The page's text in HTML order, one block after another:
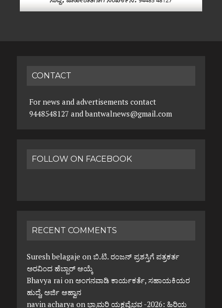
CONTACT
For news and advertisements contact
9448548127 and bantwalnews@gmail.com
FOLLOW ON FACEBOOK
RECENT COMMENTS
Suresh belagaje on ಬಿ.ಟಿ. ರಂಜನ್ ಪ್ರಶಸ್ತಿಗೆ ಪತ್ರಕರ್ತ
ಅರವಿಂದ ಹೆಬ್ಬಾರ್ ಆಯ್ಕೆ
Bhavya raion ಅಂಗನವಾಡಿ ಕಾರ್ಯಕರ್ತೆ, ಸಹಾಯಕಿಯರ
ಹುದ್ದೆ, ಅರ್ಜಿ ಆಹ್ವಾನ
navin acharya on ಭ್ರಾಮರಿ ಯಕ್ಷವೈಭವ -2026: ಹಿರಿಯ